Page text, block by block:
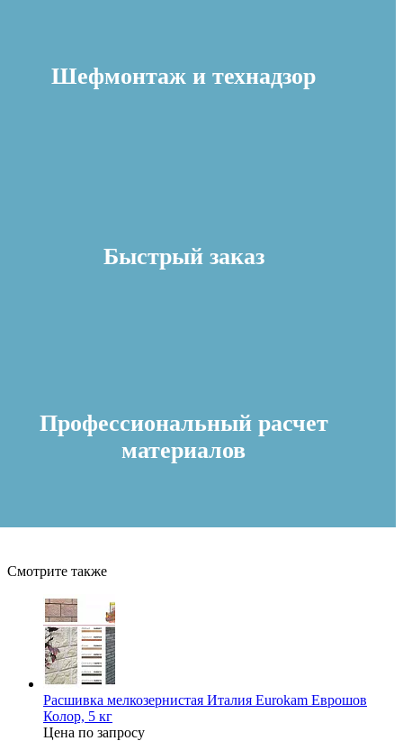
Шефмонтаж и технадзор
Быстрый заказ
Профессиональный расчет
материалов
Смотрите также
Расшивка мелкозернистая Италия Eurokam Еврошов
Колор, 5 кг
Цена по запросу